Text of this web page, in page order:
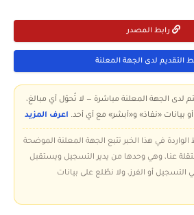
رابط المصدر
التقديم لدى الجهة المعلنة
لدى الجهة المعلنة مباشرة — لا تُحوّل أي مبالغ،
بيانات «نفاذ» و«أبشر» مع أي أحد. اعرف المزيد
الواردة في هذا الخبر تتبع الجهة المعلنة الموضحة
عنا، وهي وحدها من يدير التسجيل ويستقبل
التسجيل أو الفرز، ولا نطّلع على بيانات